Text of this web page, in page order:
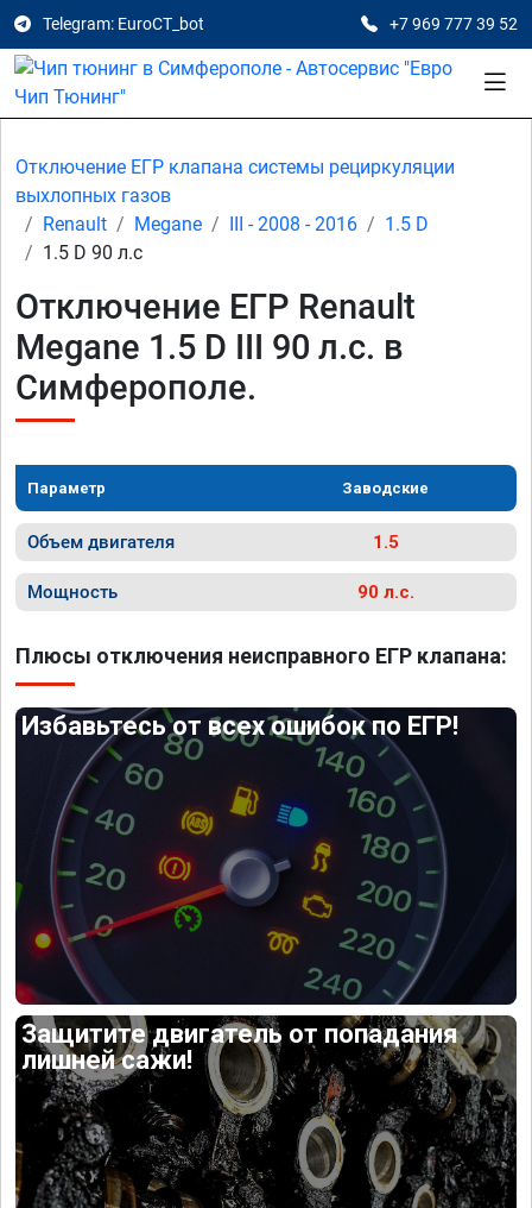
Telegram: EuroCT_bot +7 969 777 39 52
Отключение ЕГР клапана системы рециркуляции
выхлопных газов
Renault
Megane III - 2008 - 2016
1.5 D
1.5 D 90 л.с
Отключение ЕГР Renault
Megane 1.5 D III 90 л.с. в
Симферополе.
Параметр Заводские
Объем двигателя 1.5
Мощность 90 л.с.
Плюсы отключения неисправного ЕГР клапана:
Избавьтесь от всех ошибок по ЕГР!
Защитите двигатель от попадания
лишней сажи!